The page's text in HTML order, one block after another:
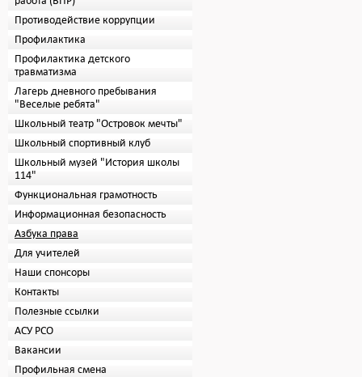
Противодействие коррупции
Профилактика
Профилактика детского
травматизма
Лагерь дневного пребывания
"Веселые ребята"
Школьный театр "Островок мечты"
Школьный спортивный клуб
Школьный музей "История школы
114"
Функциональная грамотность
Информационная безопасность
Азбука права
Для учителей
Наши спонсоры
Контакты
Полезные ссылки
АСУ РСО
Вакансии
Профильная смена